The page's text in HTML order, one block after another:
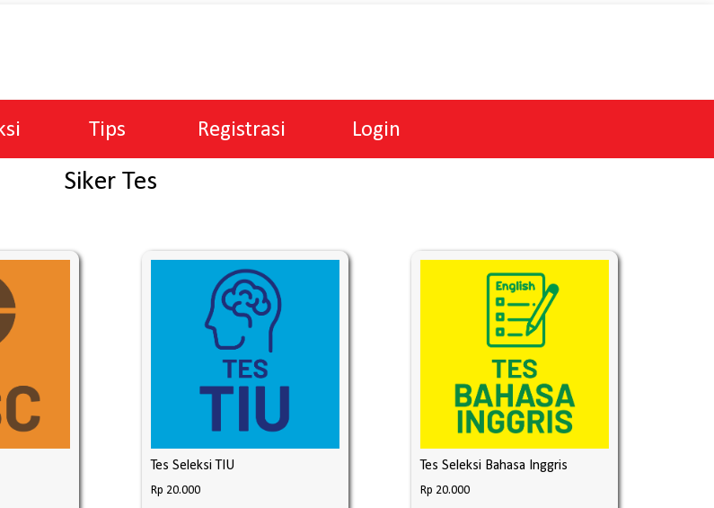
Tips Registrasi Login
Siker Tes
Tes Seleksi TIU
Rp 20.000
Tes Seleksi Bahasa Inggris
Rp 20.000